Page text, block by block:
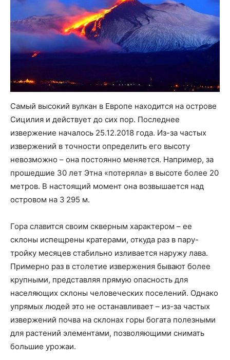
Самый высокий вулкан в Европе находится на острове
Сицилия и действует до сих пор. Последнее
извержение началось 25.12.2018 года. Из-за частых
извержений в точности определить его высоту
невозможно – она постоянно меняется. Например, за
прошедшие 30 лет Этна «потеряла» в высоте более 20
метров. В настоящий момент она возвышается над
островом на 3 295 м.
Гора славится своим скверным характером – ее
склоны испещрены кратерами, откуда раз в пару-
тройку месяцев стабильно изливается наружу лава.
Примерно раз в столетие извержения бывают более
крупными, представляя прямую опасность для
населяющих склоны человеческих поселений. Однако
упрямых людей это не останавливает – из-за частых
извержений почва на склонах горы богата полезными
для растений элементами, позволяющими снимать
большие урожаи.